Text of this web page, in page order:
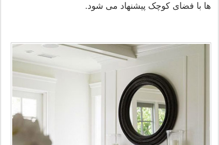
ها با فضای کوچک پیشنهاد می شود.